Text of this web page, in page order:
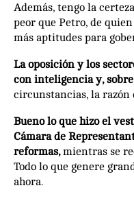
Además, tengo la
peor que Petro, de
más aptitudes para
La oposición y los
con inteligencia y,
circunstancias, la razón
Bueno lo que hizo el
Cámara de
reformas,mientras se
Todo lo que genere
ahora.